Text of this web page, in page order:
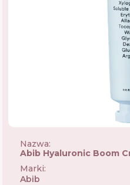
Nazwa:
Abib Hyaluronic Boom
Marki:
Abib